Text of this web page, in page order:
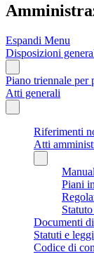
Espandi Menu
Disposizioni
Piano triennale per
Atti generali
Riferimenti
Atti
Piani
Documenti
Statuti e
Codice di